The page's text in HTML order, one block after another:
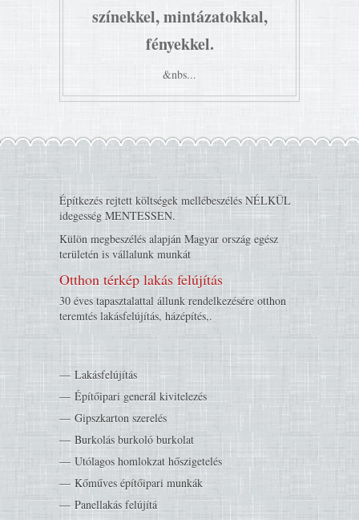
színekkel, mintázatokkal,
fényekkel.
&nbs...
Építkezés rejtett költségek mellébeszélés NÉLKÜL
idegesség MENTESSEN.
Külön megbeszélés alapján Magyar ország egész
területén is vállalunk munkát
Otthon térkép lakás felújítás
30 éves tapasztalattal állunk rendelkezésére otthon
teremtés lakásfelújítás, házépítés,.
Lakásfelújítás
Építőipari generál kivitelezés
Gipszkarton szerelés
Burkolás burkoló burkolat
Utólagos homlokzat hőszigetelés
Kőműves építőipari munkák
Panellakás felújítá